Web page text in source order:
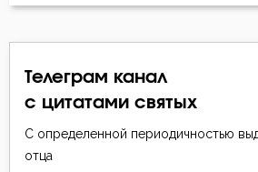
Борьба
Будущее
Телеграм канал
с цитатами святых
С определенной периодичностью
отца